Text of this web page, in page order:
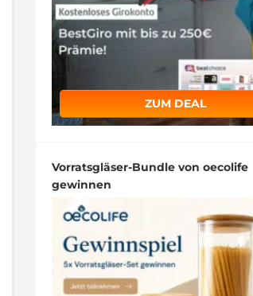
ZUM DEAL
Vorratsgläser-Bundle von oecolife
gewinnen